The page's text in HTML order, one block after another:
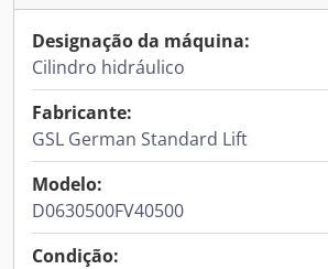
Designação da máquina:
Cilindro hidráulico
Fabricante:
GSL German Standard Lift
Modelo:
D0630500FV40500
Condição: